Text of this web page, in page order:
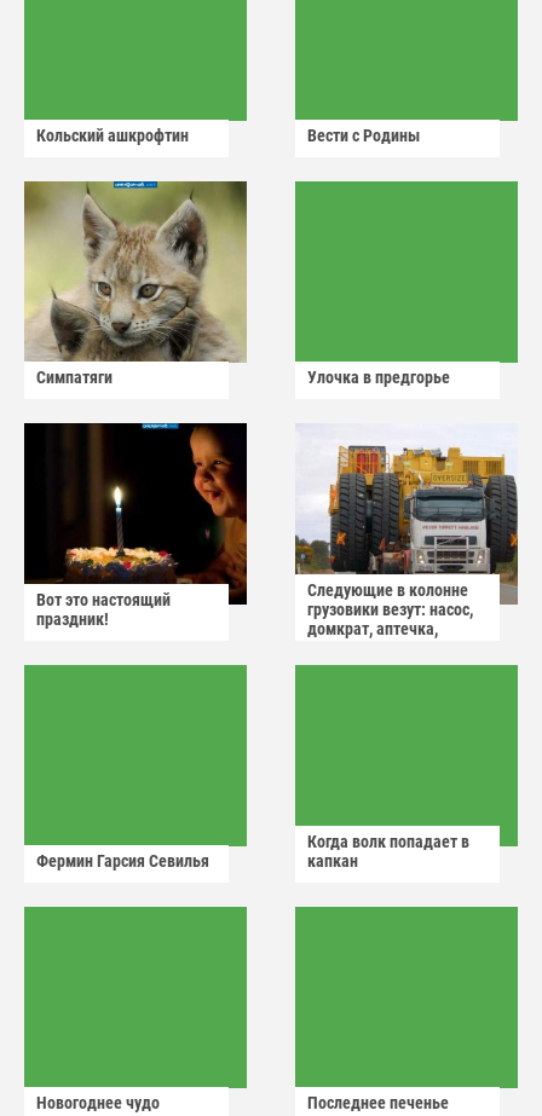
Кольский ашкрофтин Вести с Родины
Симпатяги Улочка в предгорье
Вот это настоящий
праздник!
Следующие в колонне
грузовики везут: насос,
домкрат, аптечка,
Фермин Гарсия Севилья
Когда волк попадает в
капкан
Новогоднее чудо Последнее печенье